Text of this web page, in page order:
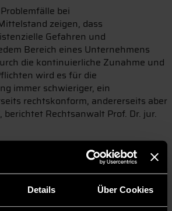
Details Über Cookies
bei
zeigen, dass
Gefahren und
Bereich eines Unternehmens
die kontinuierliche Zunahme und
wird es für die
immer schwieriger, ein
rechtskonform, andererseits aber
Rechtsanwalt Prof. Dr. jur.
Anzahl international und
für verschiedenste
welche eingehalten werden
Qualitäts-, Compliance- und
sowie fehlende Sensibilität sind